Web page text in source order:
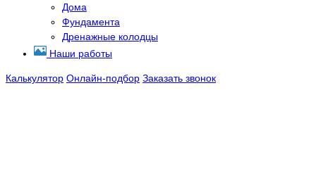
Дома
Фундамента
Дренажные колодцы
Наши работы
Калькулятор Онлайн-подбор Заказать звонок